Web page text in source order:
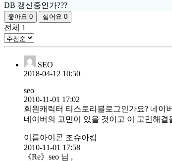
DB 갱신중인가???
좋아요 0 싫어요 0
전체 1
SEO
2018-04-12 10:50
seo
2010-11-01 17:02
회원캐릭터 티스토리블로그인가요? 네이
네이버의 고민이 있을 것이고 이 고민해
이름아이콘 조슈아킴
2010-11-01 17:58
《Re》seo 님 ,